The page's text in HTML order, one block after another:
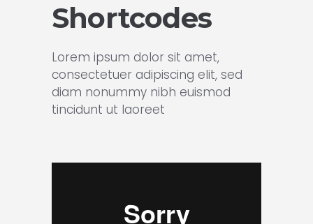
Shortcodes
Lorem ipsum dolor sit amet,
consectetuer adipiscing elit, sed
diam nonummy nibh euismod
tincidunt ut laoreet